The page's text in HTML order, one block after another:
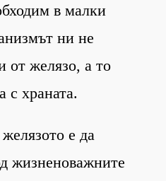
в малки
ни не
от желязо, а то
с храната.
е да
жизненоважните